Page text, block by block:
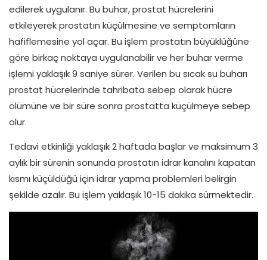
edilerek uygulanır. Bu buhar, prostat hücrelerini
etkileyerek prostatın küçülmesine ve semptomların
hafiflemesine yol açar. Bu işlem prostatın büyüklüğüne
göre birkaç noktaya uygulanabilir ve her buhar verme
işlemi yaklaşık 9 saniye sürer. Verilen bu sıcak su buharı
prostat hücrelerinde tahribata sebep olarak hücre
ölümüne ve bir süre sonra prostatta küçülmeye sebep
olur.
Tedavi etkinliği yaklaşık 2 haftada başlar ve maksimum 3
aylık bir sürenin sonunda prostatın idrar kanalını kapatan
kısmı küçüldüğü için idrar yapma problemleri belirgin
şekilde azalır. Bu işlem yaklaşık 10-15 dakika sürmektedir.